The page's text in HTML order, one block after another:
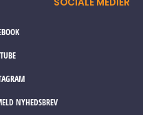
SOCIALE MEDIER
NYHEDSBREV